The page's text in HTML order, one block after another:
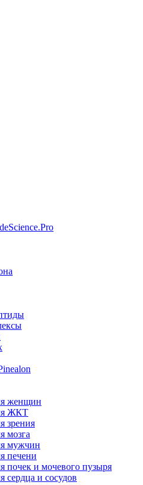
женщин
ЖКТ
зрения
мозга
мужчин
печени
почек и мочевого пузыря
сердца и сосудов